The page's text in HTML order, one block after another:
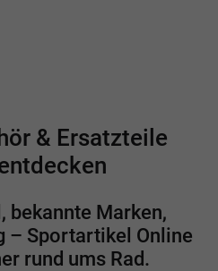
& Ersatzteile
bekannte Marken,
– Sportartikel Online
rund ums Rad.